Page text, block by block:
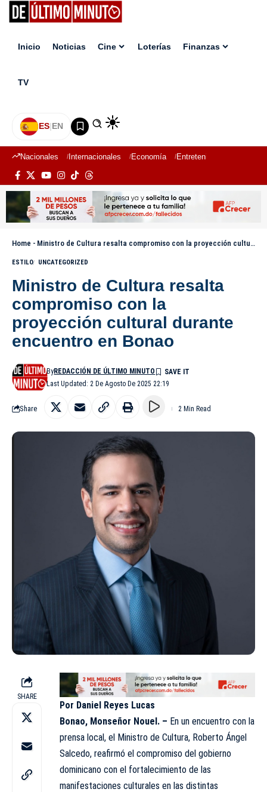
Inicio Noticias Cine Loterías Finanzas
TV
ES|EN
Nacionales Internacionales Economía Entretenimiento
Home - Ministro de Cultura resalta compromiso con la proyección cultural durante encuentro en Bonao
ESTILO UNCATEGORIZED
Ministro de Cultura resalta
compromiso con la
proyección cultural durante
encuentro en Bonao
Last Updated: 2 De Agosto De 2025 22:19
ByREDACCIÓN DE ÚLTIMO MINUTO
Share 2 Min Read
SHARE
Por Daniel Reyes Lucas
Bonao, Monseñor Nouel. – En un encuentro con la
prensa local, el Ministro de Cultura, Roberto Ángel
Salcedo, reafirmó el compromiso del gobierno
dominicano con el fortalecimiento de las
manifestaciones culturales en las distintas